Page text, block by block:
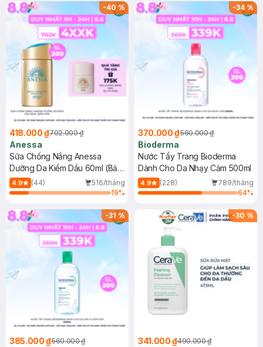
SPF 50+ 20ml (SL Có Hạn)
(SL có hạn)
-40%
418.000 ₫702.000 ₫
Anessa
Sữa Chống Nắng Anessa
Dưỡng Da Kiềm Dầu 60ml (Bản
Mới)
4.9 (44)
516/tháng
19%
-34%
370.000 ₫560.000 ₫
Bioderma
Nước Tẩy Trang Bioderma
Dành Cho Da Nhạy Cảm 500ml
4.9 (228)
789/tháng
64%
-31%
385.000 ₫560.000 ₫
-30 %
341.000 ₫490.000 ₫